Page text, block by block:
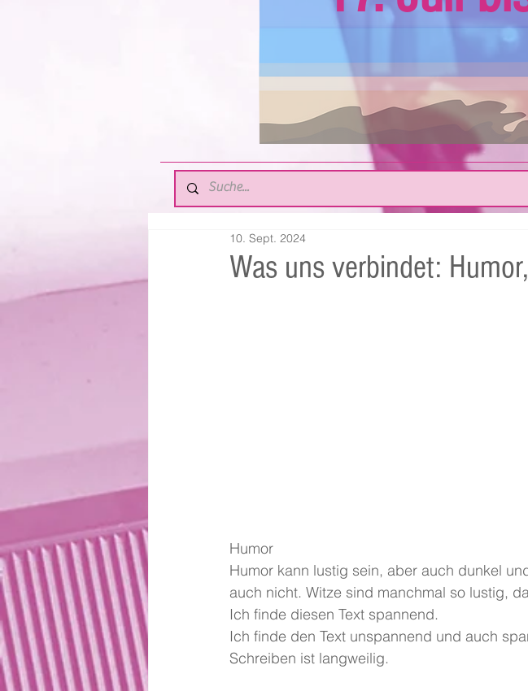
Was uns verbindet:
10. Sept. 2024
Humor
Humor kann lustig sein, aber auch dunkel
auch nicht. Witze sind manchmal so lustig,
Ich finde diesen Text spannend.
Ich finde den Text unspannend und auch
Schreiben ist langweilig.